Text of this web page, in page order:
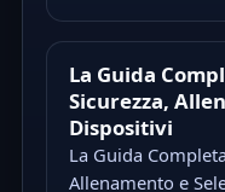
La Guida
Sicurezza,
Dispositivi
La Guida
Allenamento e